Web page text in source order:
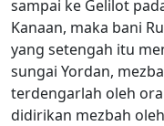
sampai ke Gelilot
Kanaan, maka bani
yang setengah itu
sungai Yordan,
terdengarlah oleh
didirikan mezbah